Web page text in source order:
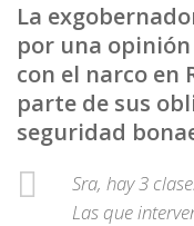
La
por una
con el narco en
parte de sus
seguridad
Sra, hay 3
Las que